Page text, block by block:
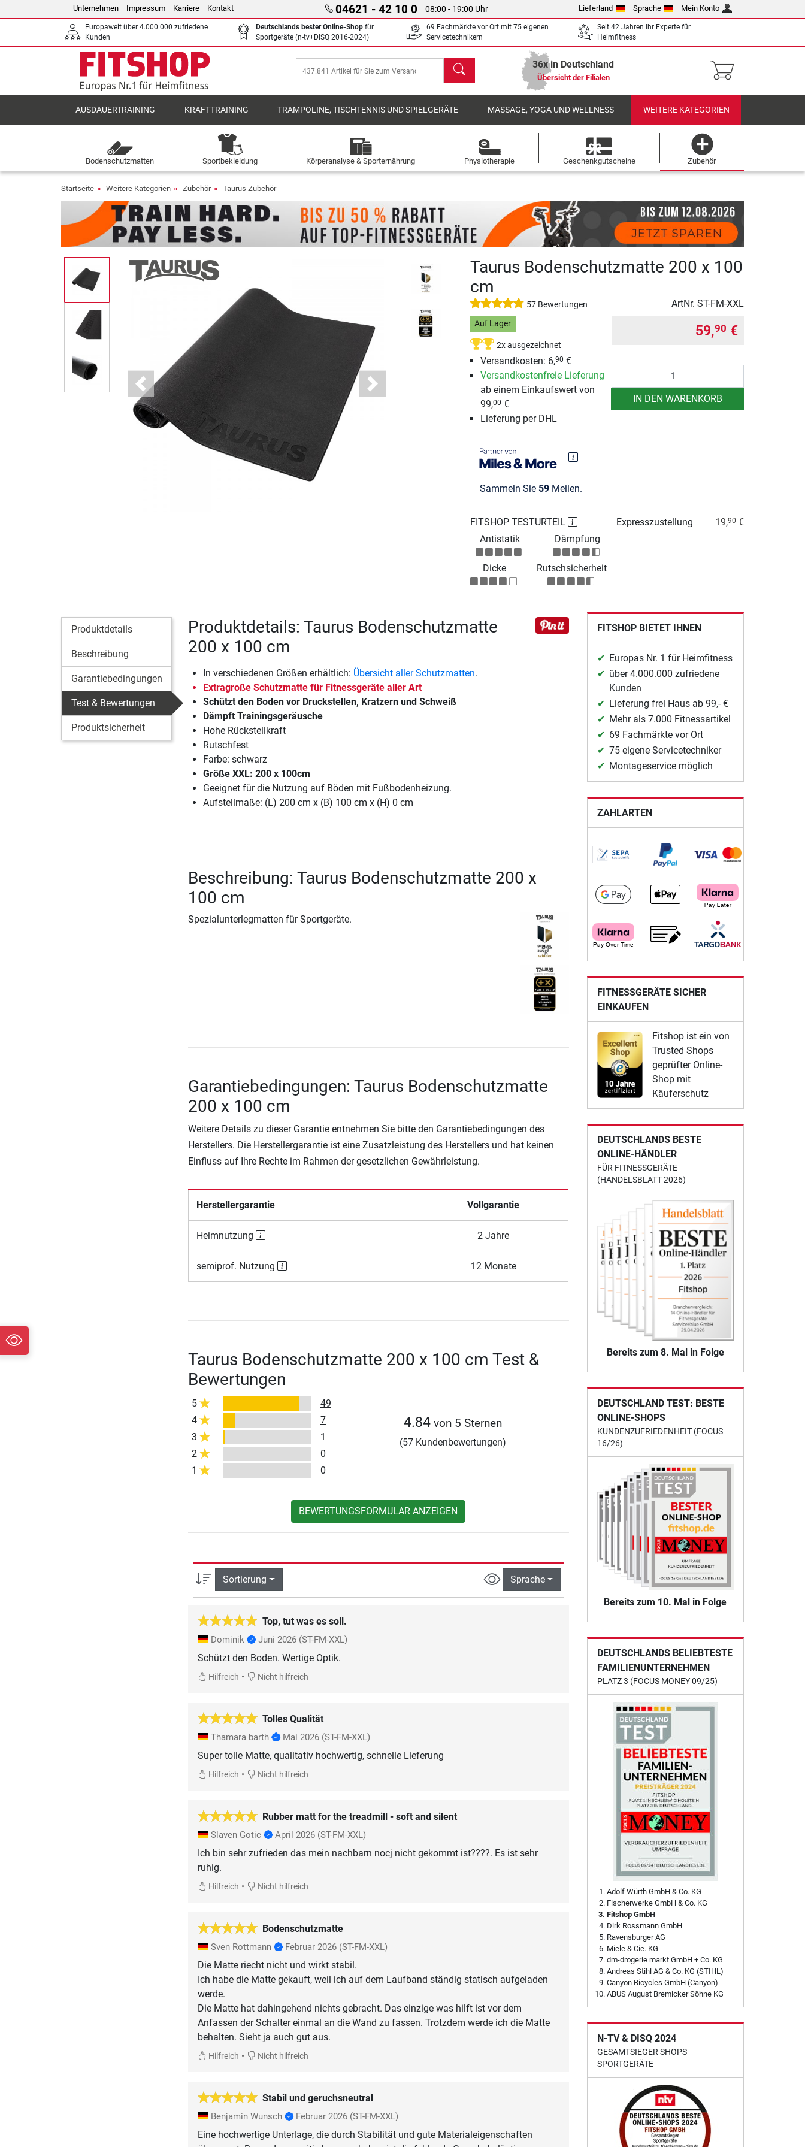
Unternehmen Impressum Karriere Kontakt 04621 - 42 10 0 08:00 - 19:00 Uhr Lieferland Sprache Mein Konto
Europaweit über 4.000.000 zufriedene
Kunden
Deutschlands bester Online-Shop für
Sportgeräte (n-tv+DISQ 2016-2024)
69 Fachmärkte vor Ort mit 75 eigenen
Servicetechnikern
Seit 42 Jahren Ihr Experte für
Heimfitness
Suchen 36x in Deutschland
Übersicht der Filialen
AUSDAUERTRAINING KRAFTTRAINING TRAMPOLINE, TISCHTENNIS UND SPIELGERÄTE MASSAGE, YOGA UND WELLNESS WEITERE KATEGORIEN
Bodenschutzmatten Sportbekleidung Körperanalyse & Sporternährung Physiotherapie Geschenkgutscheine Zubehör
Startseite Weitere Kategorien Zubehör Taurus Zubehör
Previous Next
Taurus Bodenschutzmatte 200 x 100
cm
57 Bewertungen ArtNr. ST-FM-XXL
Auf Lager
2x ausgezeichnet
Versandkosten: 6,90 €
Versandkostenfreie Lieferung
ab einem Einkaufswert von
99,00 €
Lieferung per DHL
Sammeln Sie 59Meilen.
59,90 €
IN DEN WARENKORB
FITSHOP TESTURTEIL
Antistatik
Dämpfung
Dicke Rutschsicherheit
Expresszustellung 19,90 €
Produktdetails
Beschreibung
Garantiebedingungen
Test & Bewertungen
Produktsicherheit
Produktdetails: Taurus Bodenschutzmatte
200 x 100 cm
In verschiedenen Größen erhältlich: Übersicht aller Schutzmatten.
Extragroße Schutzmatte für Fitnessgeräte aller Art
Schützt den Boden vor Druckstellen, Kratzern und Schweiß
Dämpft Trainingsgeräusche
Hohe Rückstellkraft
Rutschfest
Farbe: schwarz
Größe XXL: 200 x 100cm
Geeignet für die Nutzung auf Böden mit Fußbodenheizung.
Aufstellmaße: (L) 200 cm x (B) 100 cm x (H) 0 cm
Beschreibung: Taurus Bodenschutzmatte 200 x
100 cm
Spezialunterlegmatten für Sportgeräte.
Garantiebedingungen: Taurus Bodenschutzmatte
200 x 100 cm
Weitere Details zu dieser Garantie entnehmen Sie bitte den Garantiebedingungen des
Herstellers. Die Herstellergarantie ist eine Zusatzleistung des Herstellers und hat keinen
Einfluss auf Ihre Rechte im Rahmen der gesetzlichen Gewährleistung.
Herstellergarantie Vollgarantie
Heimnutzung 2 Jahre
semiprof. Nutzung 12 Monate
Taurus Bodenschutzmatte 200 x 100 cm Test &
Bewertungen
5
49
4
7
3
1
2
0
1
0
4.84 von 5 Sternen
(57 Kundenbewertungen)
BEWERTUNGSFORMULAR ANZEIGEN
Sortierung Sprache
Top, tut was es soll.
Dominik Juni 2026 (ST-FM-XXL)
Schützt den Boden. Wertige Optik.
Hilfreich • Nicht hilfreich
Tolles Qualität
Thamara barth Mai 2026 (ST-FM-XXL)
Super tolle Matte, qualitativ hochwertig, schnelle Lieferung
Hilfreich • Nicht hilfreich
Rubber matt for the treadmill - soft and silent
Slaven Gotic April 2026 (ST-FM-XXL)
Ich bin sehr zufrieden das mein nachbarn nocj nicht gekommt ist????. Es ist sehr
ruhig.
Hilfreich • Nicht hilfreich
Bodenschutzmatte
Sven Rottmann Februar 2026 (ST-FM-XXL)
Die Matte riecht nicht und wirkt stabil.
Ich habe die Matte gekauft, weil ich auf dem Laufband ständig statisch aufgeladen
werde.
Die Matte hat dahingehend nichts gebracht. Das einzige was hilft ist vor dem
Anfassen der Schalter einmal an die Wand zu fassen. Trotzdem werde ich die Matte
behalten. Sieht ja auch gut aus.
Hilfreich • Nicht hilfreich
Stabil und geruchsneutral
Benjamin Wunsch Februar 2026 (ST-FM-XXL)
Eine hochwertige Unterlage, die durch Stabilität und gute Materialeigenschaften
FITSHOP BIETET IHNEN
Europas Nr. 1 für Heimfitness
über 4.000.000 zufriedene
Kunden
Lieferung frei Haus ab 99,- €
Mehr als 7.000 Fitnessartikel
69 Fachmärkte vor Ort
75 eigene Servicetechniker
Montageservice möglich
ZAHLARTEN
FITNESSGERÄTE SICHER
EINKAUFEN
Fitshop ist ein von
Trusted Shops
geprüfter Online-
Shop mit
Käuferschutz
DEUTSCHLANDS BESTE
ONLINE-HÄNDLER
FÜR FITNESSGERÄTE
(HANDELSBLATT 2026)
Bereits zum 8. Mal in Folge
DEUTSCHLAND TEST: BESTE
ONLINE-SHOPS
KUNDENZUFRIEDENHEIT (FOCUS
16/26)
Bereits zum 10. Mal in Folge
DEUTSCHLANDS BELIEBTESTE
FAMILIENUNTERNEHMEN
PLATZ 3 (FOCUS MONEY 09/25)
Adolf Würth GmbH & Co. KG
Fischerwerke GmbH & Co. KG
Fitshop GmbH
Dirk Rossmann GmbH
Ravensburger AG
Miele & Cie. KG
dm-drogerie markt GmbH + Co. KG
Andreas Stihl AG & Co. KG (STIHL)
Canyon Bicycles GmbH (Canyon)
ABUS August Bremicker Söhne KG
N-TV & DISQ 2024
GESAMTSIEGER SHOPS
SPORTGERÄTE